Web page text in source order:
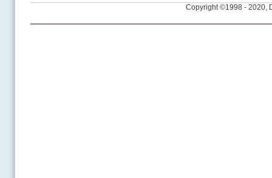
Copyright ©1998 - 2020,